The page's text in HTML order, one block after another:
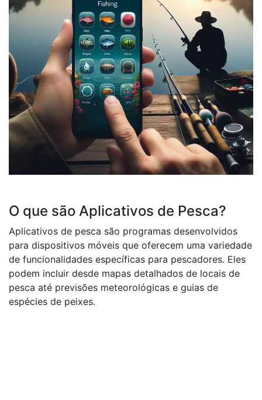
O que são Aplicativos de Pesca?
Aplicativos de pesca são programas desenvolvidos
para dispositivos móveis que oferecem uma variedade
de funcionalidades específicas para pescadores. Eles
podem incluir desde mapas detalhados de locais de
pesca até previsões meteorológicas e guias de
espécies de peixes.